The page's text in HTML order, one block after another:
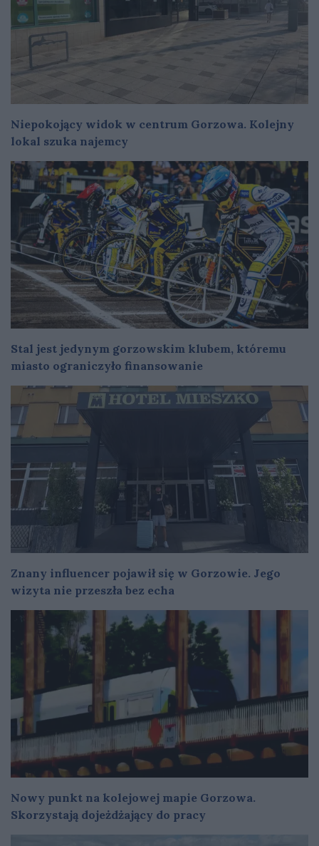
Niepokojący widok w centrum Gorzowa. Kolejny
lokal szuka najemcy
Stal jest jedynym gorzowskim klubem, któremu
miasto ograniczyło finansowanie
Znany influencer pojawił się w Gorzowie. Jego
wizyta nie przeszła bez echa
Nowy punkt na kolejowej mapie Gorzowa.
Skorzystają dojeżdżający do pracy